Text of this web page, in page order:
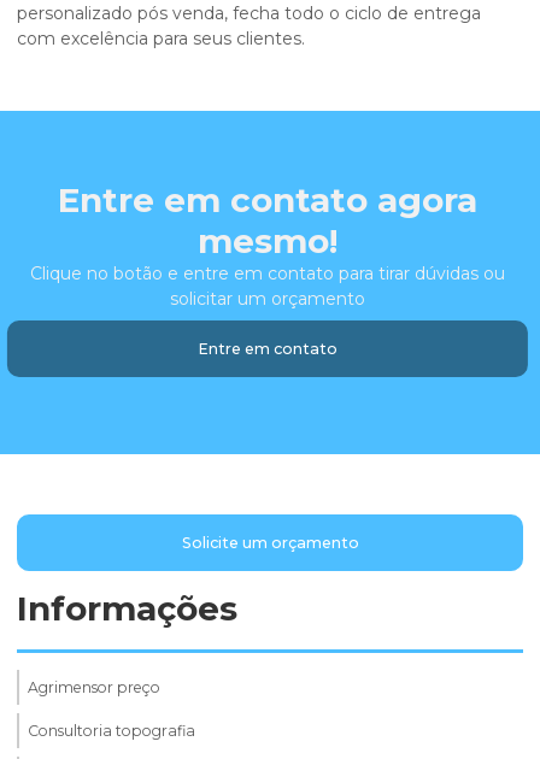
personalizado pós venda, fecha todo o ciclo de entrega
com excelência para seus clientes.
Entre em contato agora
mesmo!
Clique no botão e entre em contato para tirar dúvidas ou
solicitar um orçamento
Entre em contato
Solicite um orçamento
Informações
Agrimensor preço
Consultoria topografia